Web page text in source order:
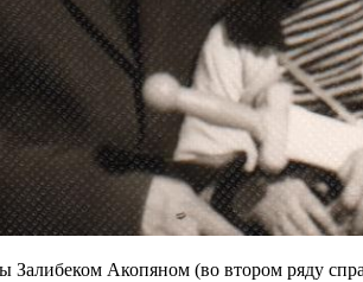
Акопяном (во втором ряду